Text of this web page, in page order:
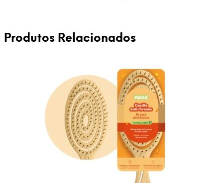
Produtos Relacionados